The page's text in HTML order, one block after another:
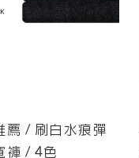
薦 / 刷白水痕彈
褲 / 4色